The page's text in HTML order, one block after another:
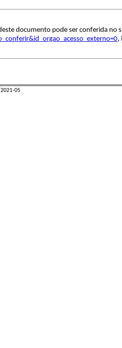
documento pode ser conferida no
,
05